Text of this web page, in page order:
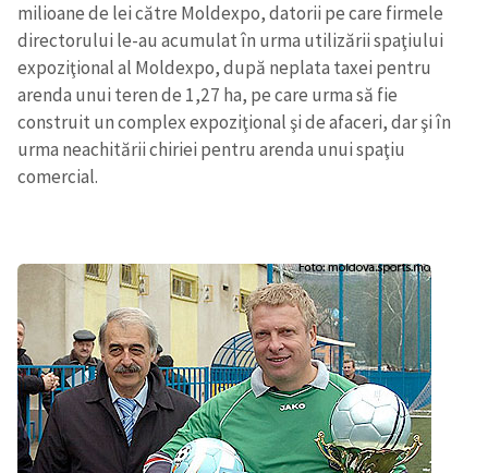
milioane de lei către Moldexpo, datorii pe care firmele
directorului le-au acumulat în urma utilizării spaţiului
expoziţional al Moldexpo, după neplata taxei pentru
arenda unui teren de 1,27 ha, pe care urma să fie
construit un complex expoziţional şi de afaceri, dar şi în
urma neachitării chiriei pentru arenda unui spaţiu
comercial.